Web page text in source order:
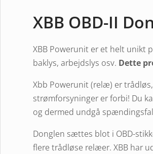
XBB OBD-II
XBB Powerunit er et helt unikt
baklys, arbejdslys osv. Dette
Xbb Powerunit (relæ) er
strømforsyninger er forbi! Du
og dermed undgå
Donglen sættes blot i OBD-
flere trådløse relæer. XBB har